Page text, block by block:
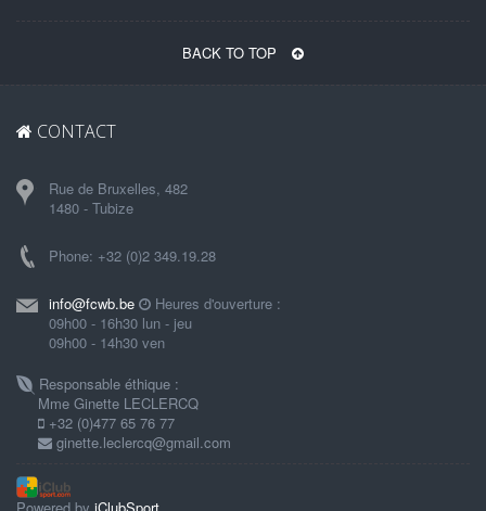
BACK TO TOP
CONTACT
Rue de Bruxelles, 482
1480 - Tubize
Phone: +32 (0)2 349.19.28
info@fcwb.be
Heures d'ouverture :
09h00 - 16h30 lun - jeu
09h00 - 14h30 ven
Responsable éthique :
Mme Ginette LECLERCQ
+32 (0)477 65 76 77
ginette.leclercq@gmail.com
Powered by iClubSport